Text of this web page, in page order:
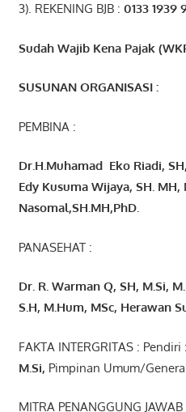
3). REKENING BJB : 0133 1939
Sudah Wajib Kena Pajak
SUSUNAN ORGANISASI :
PEMBINA :
Dr.H.Muhamad Eko Riadi,
Edy Kusuma Wijaya, SH. MH,
Nasomal,SH.MH,PhD.
PANASEHAT :
Dr. R. Warman Q, SH, M.Si,
S.H, M.Hum, MSc, Herawan
FAKTA INTERGRITAS : Pendiri :
M.Si, Pimpinan Umum/
MITRA PENANGGUNG JAWAB